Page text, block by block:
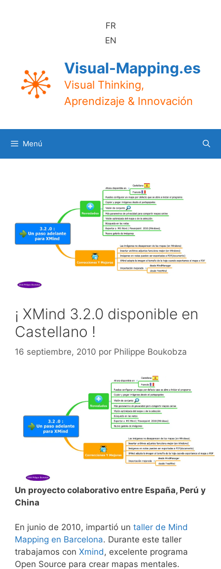
FR
EN
Visual-Mapping.es
Visual Thinking,
Aprendizaje & Innovación
Menú
¡ XMind 3.2.0 disponible en
Castellano !
16 septiembre, 2010 por Philippe Boukobza
Un proyecto colaborativo entre España, Perú y
China
En junio de 2010, impartió un taller de Mind
Mapping en Barcelona. Durante este taller
trabajamos con Xmind, excelente programa
Open Source para crear mapas mentales.